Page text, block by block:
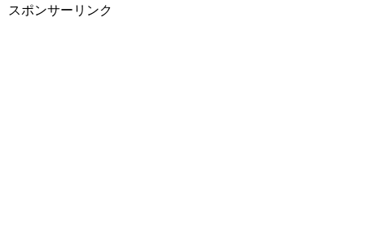
スポンサーリンク